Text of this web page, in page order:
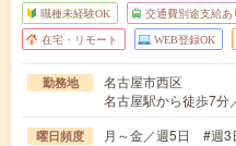
職種未経験OK 交通費別途支給あ
在宅・リモート WEB登録OK
勤務地
名古屋市西区
名古屋駅から徒歩7分
曜日頻度 月～金／週5日 #週3